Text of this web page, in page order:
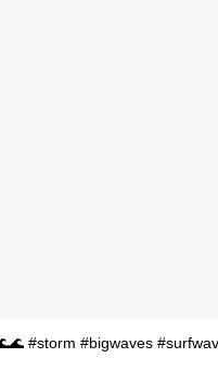
#storm #bigwaves